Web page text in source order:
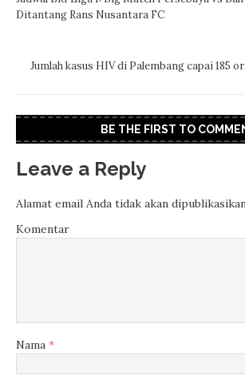
Ditantang Rans Nusantara FC
Jumlah kasus HIV di Palembang capai 185
BE THE FIRST TO
Leave a Reply
Alamat email Anda tidak akan
Komentar
Nama *